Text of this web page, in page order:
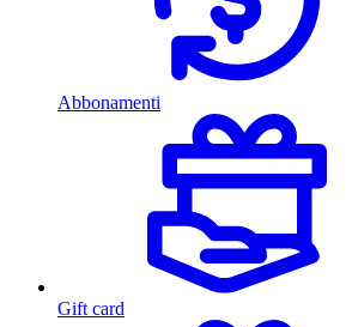
Abbonamenti
Gift card